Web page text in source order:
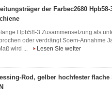
der Farbec2680
Hpb58-3 Zusammensetzung als
oder verdrängt Soem-Annahme
wird ...
Lesen Sie weiter
Rod, gelber hochfester flache